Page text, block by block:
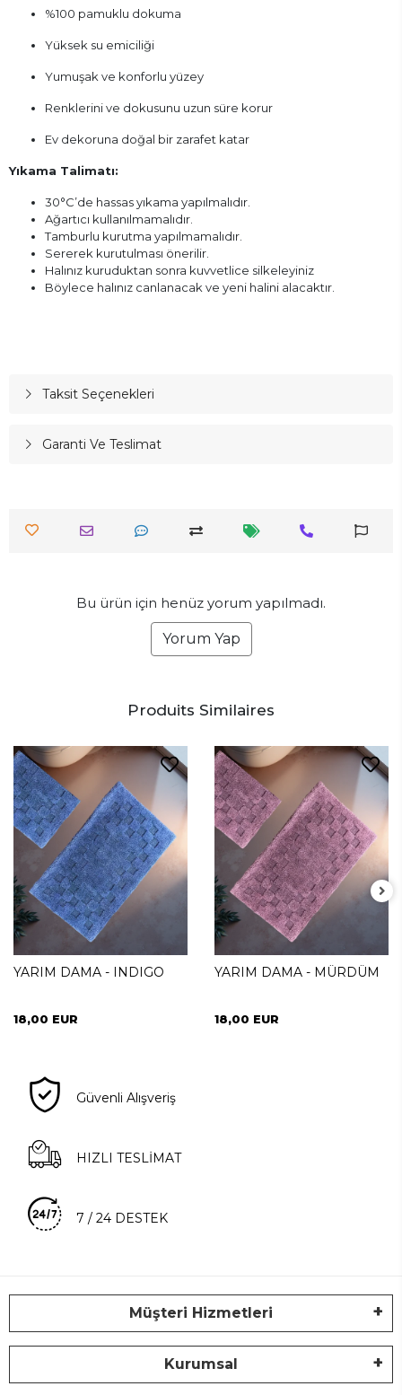
%100 pamuklu dokuma
Yüksek su emiciliği
Yumuşak ve konforlu yüzey
Renklerini ve dokusunu uzun süre korur
Ev dekoruna doğal bir zarafet katar
Yıkama Talimatı:
30°C’de hassas yıkama yapılmalıdır.
Ağartıcı kullanılmamalıdır.
Tamburlu kurutma yapılmamalıdır.
Sererek kurutulması önerilir.
Halınız kuruduktan sonra kuvvetlice silkeleyiniz
Böylece halınız canlanacak ve yeni halini alacaktır.
Taksit Seçenekleri
Garanti Ve Teslimat
Bu ürün için henüz yorum yapılmadı.
Yorum Yap
Produits Similaires
YARIM DAMA - INDIGO
18,00 EUR
YARIM DAMA - MÜRDÜM
18,00 EUR
Güvenli Alışveriş
HIZLI TESLİMAT
7 / 24 DESTEK
Müşteri Hizmetleri
Kurumsal